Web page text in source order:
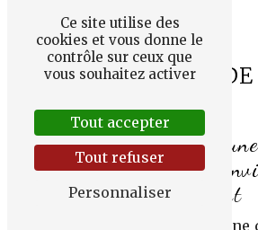
PLANTES PRÈS
Plantes à Bouilly :
écologique pour un
plus vert
Bouilly, charmante commune
Ce site utilise des
cookies et vous donne le
contrôle sur ceux que
vous souhaitez activer
Tout accepter
Tout refuser
Personnaliser